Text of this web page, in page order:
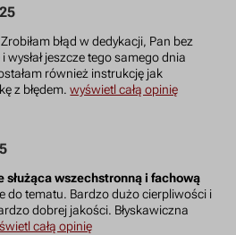
Zrobiłam błąd w dedykacji, Pan bez
jeszcze tego samego dnia
również instrukcję jak
z błędem.wyświetl całą opinię
służąca wszechstronną i fachową
do tematu. Bardzo dużo cierpliwości i
dobrej jakości. Błyskawiczna
całą opinię